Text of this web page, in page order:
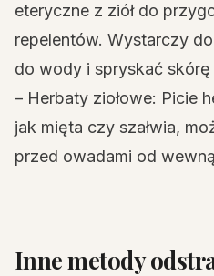
eteryczne z ziół do
repelentów. Wystarczy
do wody i spryskać skórę
– Herbaty ziołowe: Picie
jak mięta czy szałwia,
przed owadami od
Inne metody